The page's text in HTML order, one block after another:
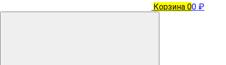
Корзина 00 ₽